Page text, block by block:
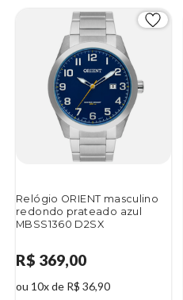
Relógio ORIENT masculino
redondo prateado azul
MBSS1360 D2SX
R$ 369,00
ou 10x de R$ 36,90